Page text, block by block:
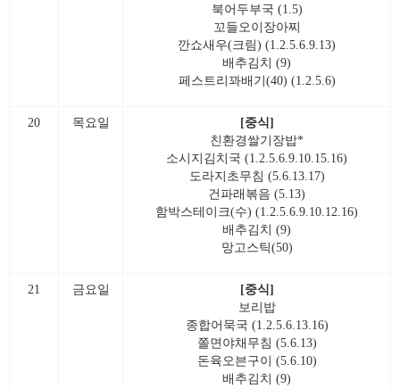
북어두부국 (1.5)
꼬들오이장아찌
깐쇼새우(크림) (1.2.5.6.9.13)
배추김치 (9)
페스트리꽈배기(40) (1.2.5.6)
20 목요일
[중식]
친환경쌀기장밥*
소시지김치국 (1.2.5.6.9.10.15.16)
도라지초무침 (5.6.13.17)
건파래볶음 (5.13)
함박스테이크(수) (1.2.5.6.9.10.12.16)
배추김치 (9)
망고스틱(50)
21 금요일
[중식]
보리밥
종합어묵국 (1.2.5.6.13.16)
쫄면야채무침 (5.6.13)
돈육오븐구이 (5.6.10)
배추김치 (9)